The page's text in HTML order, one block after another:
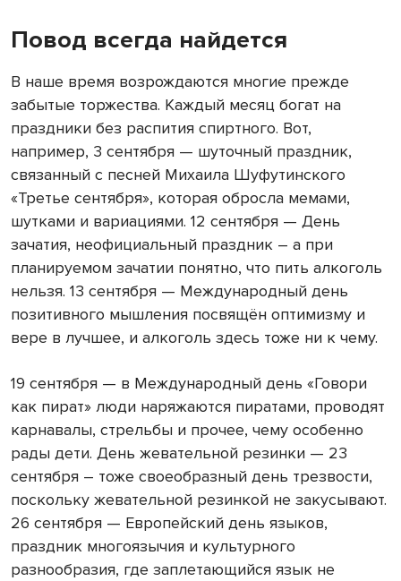
Повод всегда найдется
В наше время возрождаются многие прежде
забытые торжества. Каждый месяц богат на
праздники без распития спиртного. Вот,
например, 3 сентября — шуточный праздник,
связанный с песней Михаила Шуфутинского
«Третье сентября», которая обросла мемами,
шутками и вариациями. 12 сентября — День
зачатия, неофициальный праздник – а при
планируемом зачатии понятно, что пить алкоголь
нельзя. 13 сентября — Международный день
позитивного мышления посвящён оптимизму и
вере в лучшее, и алкоголь здесь тоже ни к чему.
19 сентября — в Международный день «Говори
как пират» люди наряжаются пиратами, проводят
карнавалы, стрельбы и прочее, чему особенно
рады дети. День жевательной резинки — 23
сентября – тоже своеобразный день трезвости,
поскольку жевательной резинкой не закусывают.
26 сентября — Европейский день языков,
праздник многоязычия и культурного
разнообразия, где заплетающийся язык не